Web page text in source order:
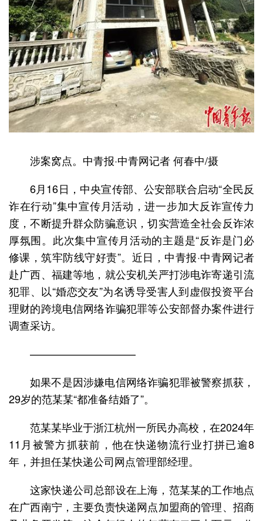
涉案窝点。中青报·中青网记者 何春中/摄
6月16日，中央宣传部、公安部联合启动“全民反
诈在行动”集中宣传月活动，进一步加大反诈宣传力
度，不断提升群众防骗意识，切实营造全社会反诈浓
厚氛围。此次集中宣传月活动的主题是“反诈是门必
修课，筑牢防线守好责”。近日，中青报·中青网记者
赴广西、福建等地，就公安机关严打涉电诈寄递引流
犯罪、以“婚恋交友”为名诱导受害人到虚假投资平台
理财的跨境电信网络诈骗犯罪等公安部督办案件进行
调查采访。
——————————
如果不是因涉嫌电信网络诈骗犯罪被警察抓获，
29岁的范某某“都准备结婚了”。
范某某毕业于浙江杭州一所民办高校，在2024年
11月被警方抓获前，他在快递物流行业打拼已逾8
年，并担任某快递公司网点管理部经理。
这家快递公司总部设在上海，范某某的工作地点
在广西南宁，主要负责快递网点加盟商的管理、招商